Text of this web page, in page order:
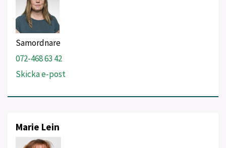
Samordnare
072-468 63 42
Skicka e-post
Marie Lein